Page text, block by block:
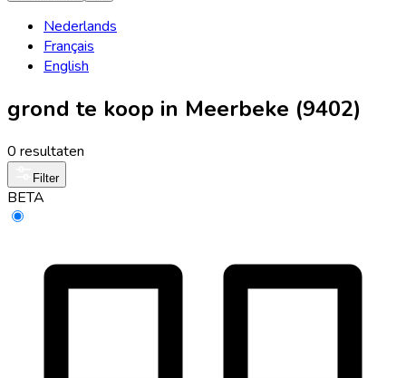
Nederlands
Français
English
grond te koop in Meerbeke (9402)
0 resultaten
Filter
BETA